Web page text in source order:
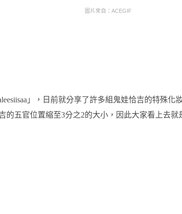
圖片來自：ACEGIF
」，日前就分享了許多組鬼娃恰吉的特殊化
的五官位置縮至3分之2的大小，因此大家看上去